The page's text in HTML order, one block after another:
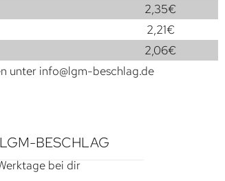
2,35€
2,21€
2,06€
unter info@lgm-beschlag.de
BESCHLAG
bei dir